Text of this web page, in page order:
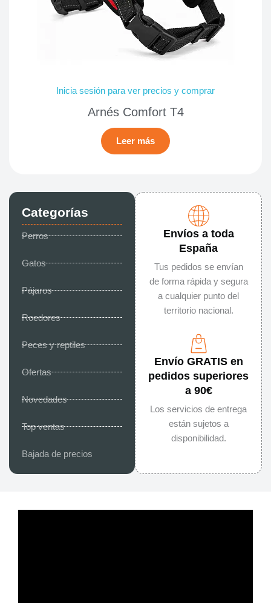
Categorías
Perros
Gatos
Pájaros
Roedores
Peces y reptiles
Ofertas
Novedades
Top ventas
Bajada de precios
Envíos a toda
España
Tus pedidos se envían
de forma rápida y segura
a cualquier punto del
territorio nacional.
Envío GRATIS en
pedidos superiores
a 90€
Los servicios de entrega
están sujetos a
disponibilidad.
Inicia sesión para ver precios y comprar
Arnés Comfort T4
Leer más